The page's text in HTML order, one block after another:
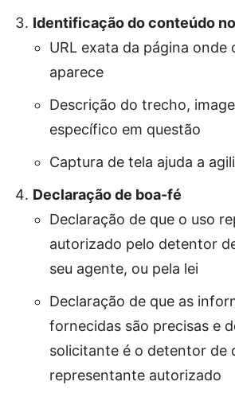
Identificação do conteúdo
URL exata da página onde
aparece
Descrição do trecho,
específico em questão
Captura de tela ajuda a
Declaração de boa-fé
Declaração de que o uso
autorizado pelo detentor
seu agente, ou pela lei
Declaração de que as
fornecidas são precisas e
solicitante é o detentor de
representante autorizado